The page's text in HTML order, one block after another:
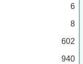
6
8
602
940